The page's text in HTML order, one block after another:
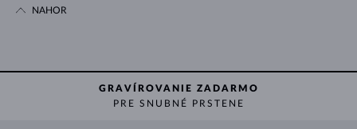
NAHOR
GRAVÍROVANIE ZADARMO
PRE SNUBNÉ PRSTENE